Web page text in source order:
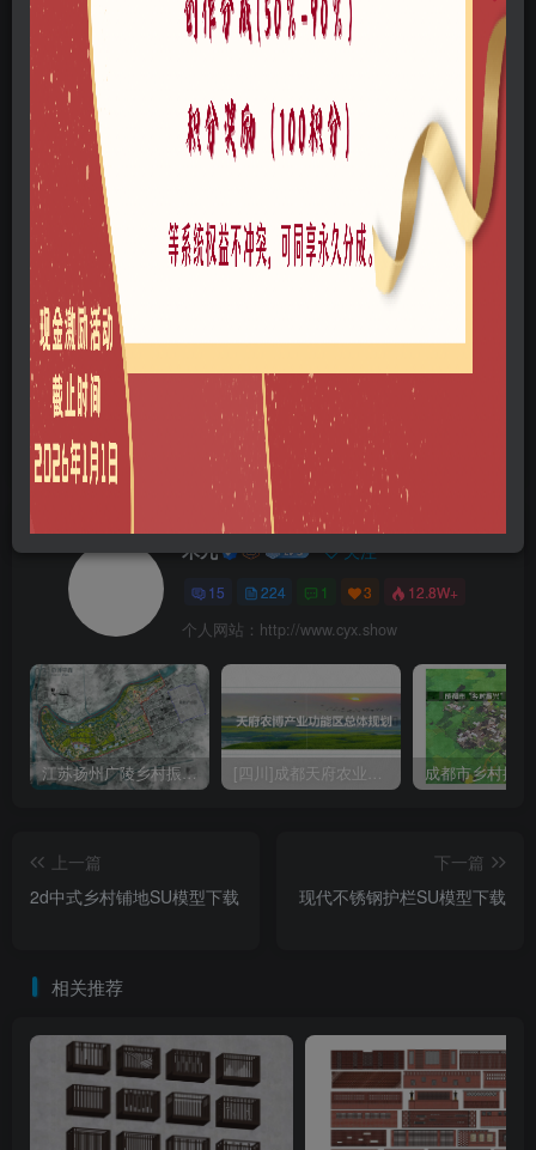
网站问题可以点此给管理员发邮件
版权声明
本站所有文章，所有资源素材，版权归投稿者或原作者所有，如若本
站投稿者上传内容侵犯了原作者的合法权益，可联系我们进行删除处
理。
免费资源 A0103-乡村景观 SU模型
喜欢就支持一下吧
分享 收藏
木九 关注
15 224 1 3 12.8W+
个人网站：http://www.cyx.show
江苏扬州广陵乡村振兴农业现代规划方案文本 [四川]成都天府农业产业园总体规划设计PDF
上一篇
2d中式乡村铺地SU模型下载
下一篇
现代不锈钢护栏SU模型下载
相关推荐